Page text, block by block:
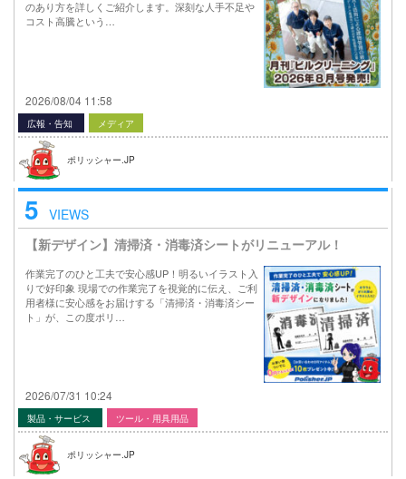
のあり方を詳しくご紹介します。深刻な人手不足や
コスト高騰という…
2026/08/04 11:58
広報・告知 メディア
ポリッシャー.JP
5 VIEWS
【新デザイン】清掃済・消毒済シートがリニューアル！
作業完了のひと工夫で安心感UP！明るいイラスト入
りで好印象 現場での作業完了を視覚的に伝え、ご利
用者様に安心感をお届けする「清掃済・消毒済シー
ト」が、この度ポリ…
2026/07/31 10:24
製品・サービス ツール・用具用品
ポリッシャー.JP